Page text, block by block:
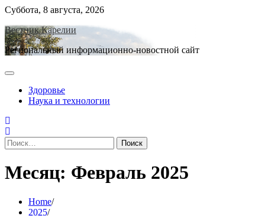
Skip
content
Суббота, 8 августа, 2026
Вестник Карелии
Региональный информационно-новостной сайт
Здоровье
Наука и технологии
Найти:
Месяц: Февраль 2025
Home
2025